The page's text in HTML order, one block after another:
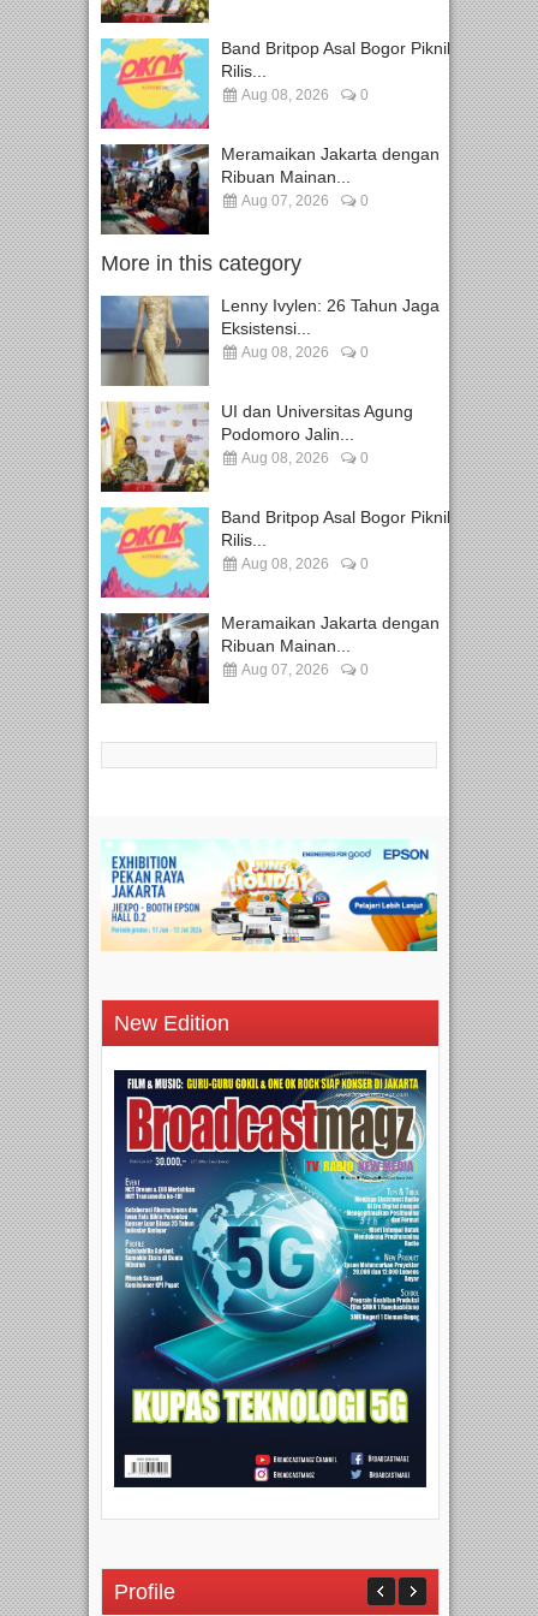
Band Britpop Asal Bogor Piknik
Rilis...
Aug 08, 2026 0
Meramaikan Jakarta dengan
Ribuan Mainan...
Aug 07, 2026 0
More in this category
Lenny Ivylen: 26 Tahun Jaga
Eksistensi...
Aug 08, 2026 0
UI dan Universitas Agung
Podomoro Jalin...
Aug 08, 2026 0
Band Britpop Asal Bogor Piknik
Rilis...
Aug 08, 2026 0
Meramaikan Jakarta dengan
Ribuan Mainan...
Aug 07, 2026 0
New Edition
Profile